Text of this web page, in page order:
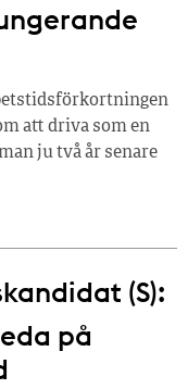
att driva som en
ju två år senare
(S):
på